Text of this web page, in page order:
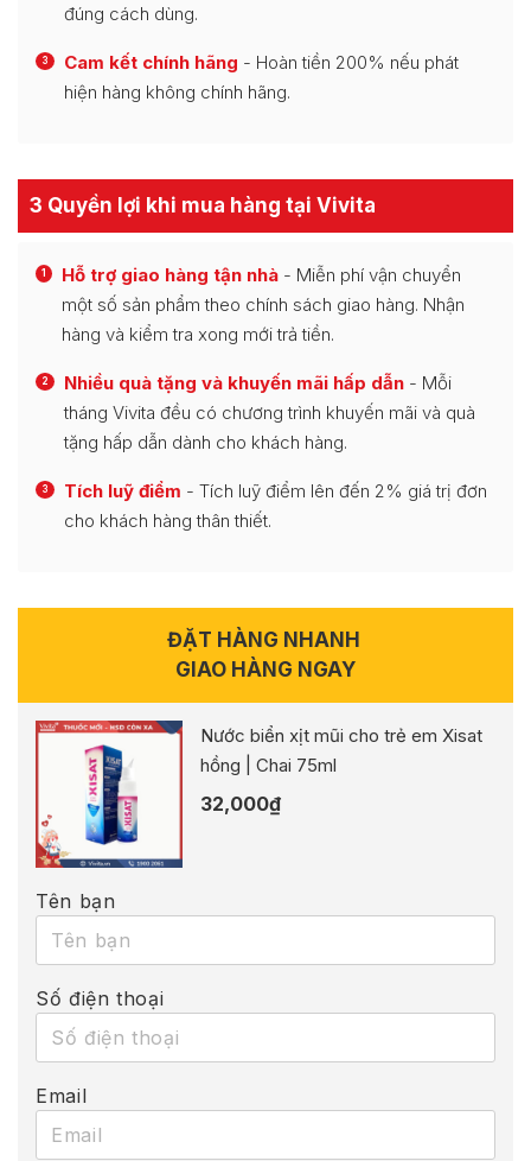
đúng cách dùng.
3 Cam kết chính hãng - Hoàn tiền 200% nếu phát
hiện hàng không chính hãng.
3 Quyền lợi khi mua hàng tại Vivita
1 Hỗ trợ giao hàng tận nhà - Miễn phí vận chuyển
một số sản phẩm theo chính sách giao hàng. Nhận
hàng và kiểm tra xong mới trả tiền.
2 Nhiều quà tặng và khuyến mãi hấp dẫn - Mỗi
tháng Vivita đều có chương trình khuyến mãi và quà
tặng hấp dẫn dành cho khách hàng.
3 Tích luỹ điểm - Tích luỹ điểm lên đến 2% giá trị đơn
cho khách hàng thân thiết.
ĐẶT HÀNG NHANH
GIAO HÀNG NGAY
Nước biển xịt mũi cho trẻ em Xisat
hồng | Chai 75ml
32,000₫
Tên bạn
Số điện thoại
Email